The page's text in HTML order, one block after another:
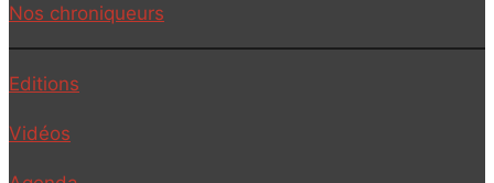
Nos chroniqueurs
Editions
Vidéos